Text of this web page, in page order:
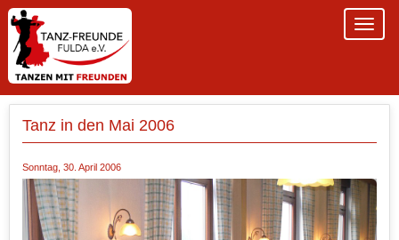
Tanz in den Mai 2006
Sonntag, 30. April 2006